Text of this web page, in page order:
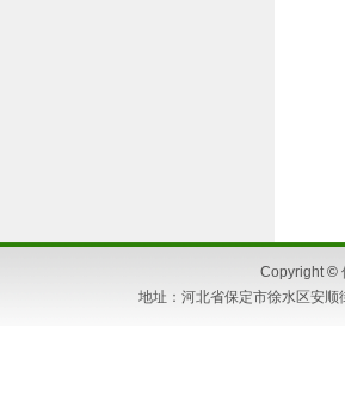
Copyright©
地址：河北省保定市徐水区安